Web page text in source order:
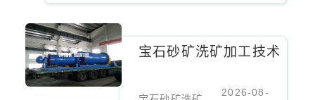
宝石砂矿洗矿加工技术
2026-08-